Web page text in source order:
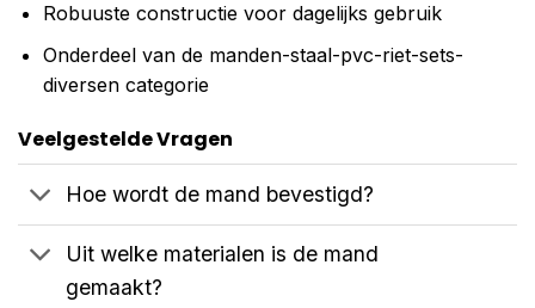
Robuuste constructie voor dagelijks gebruik
Onderdeel van de manden-staal-pvc-riet-sets-
diversen categorie
Veelgestelde Vragen
Hoe wordt de mand bevestigd?
Uit welke materialen is de mand
gemaakt?